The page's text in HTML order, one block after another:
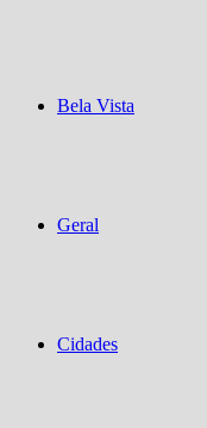
Bela Vista
Geral
Cidades